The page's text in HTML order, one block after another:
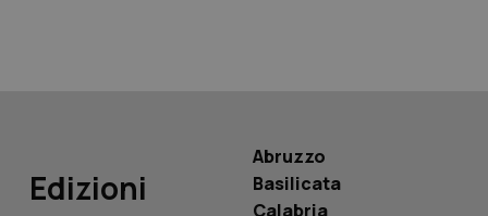
Edizioni
Abruzzo
Basilicata
Calabria